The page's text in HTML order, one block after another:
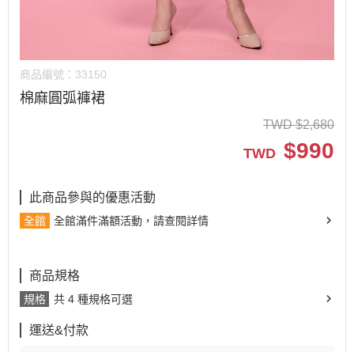
商品編號： 33150
棉麻圓弧褲裙
TWD $2,680
TWD $990
此商品參與的優惠活動
全館 全館滿件滿額活動，請查閱詳情
商品規格
規格 共 4 種規格可選
運送&付款